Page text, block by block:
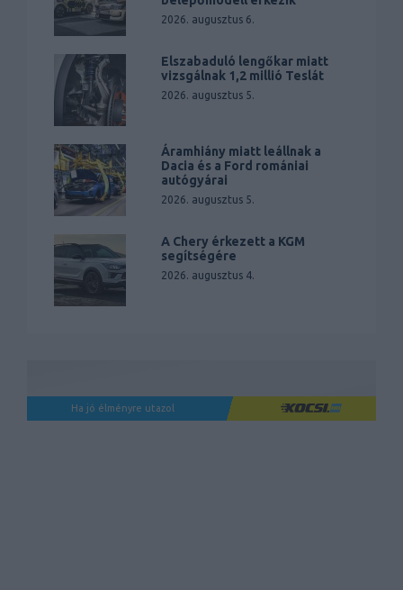
2026. augusztus 6.
Elszabaduló lengőkar miatt
vizsgálnak 1,2 millió Teslát
2026. augusztus 5.
Áramhiány miatt leállnak a
Dacia és a Ford romániai
autógyárai
2026. augusztus 5.
A Chery érkezett a KGM
segítségére
2026. augusztus 4.
Ha jó élményre utazol